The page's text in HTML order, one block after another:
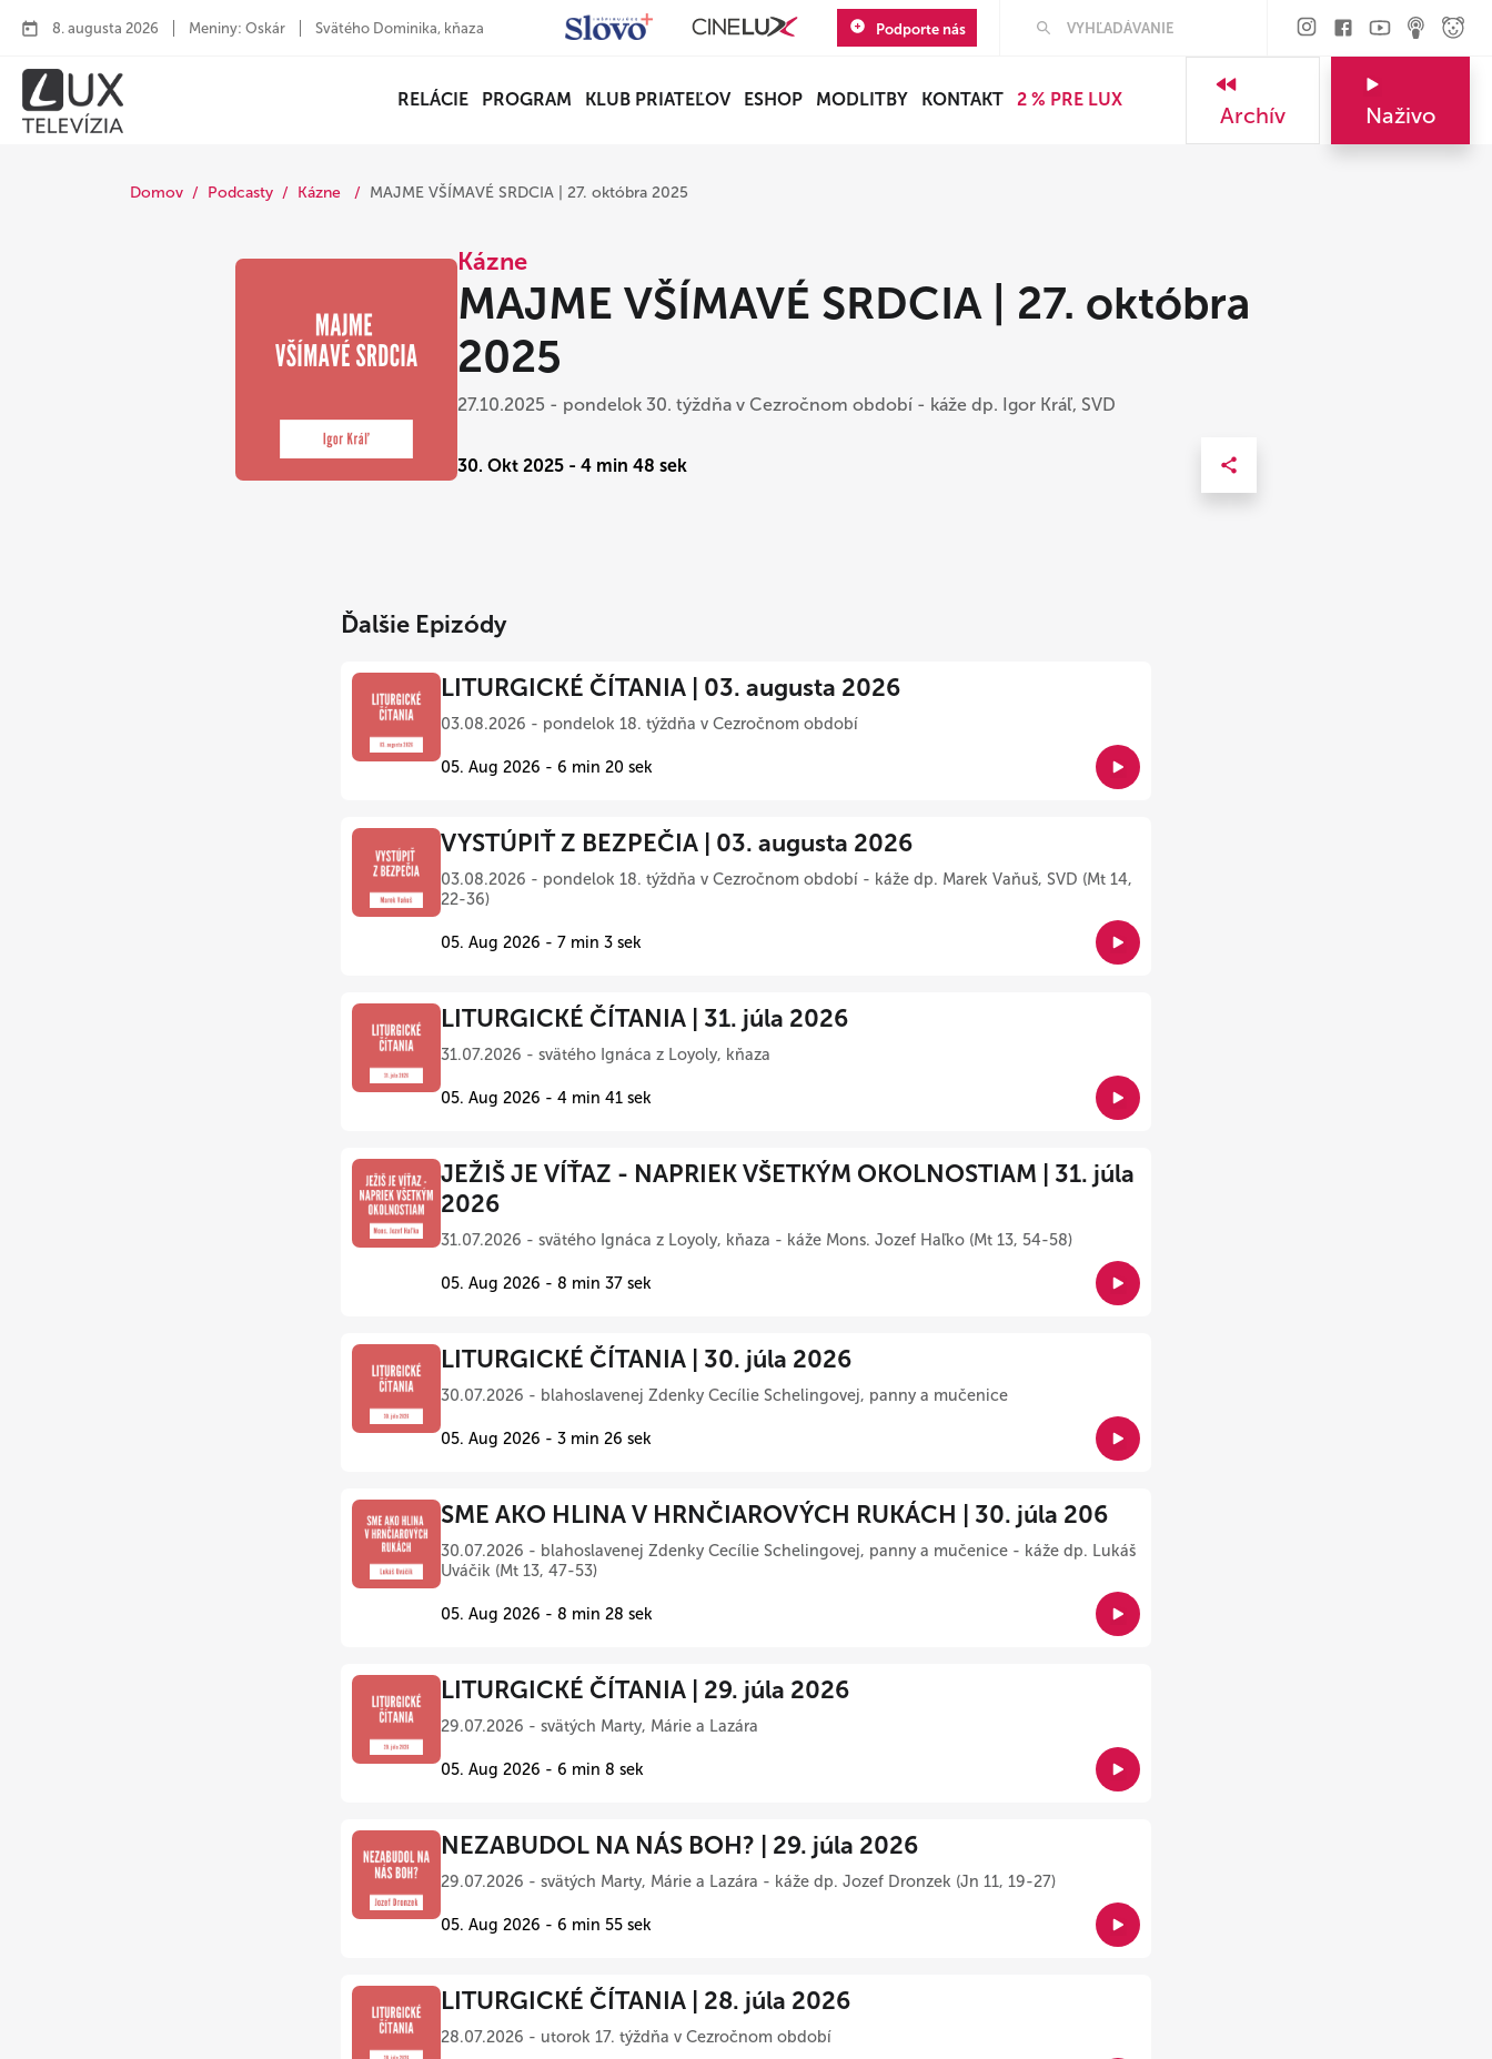
8. augusta 2026 Meniny: Oskár Svätého Dominika, kňaza Podporte nás
RELÁCIE PROGRAM KLUB PRIATEĽOV ESHOP MODLITBY KONTAKT 2 % PRE LUX
Archív Naživo
Domov Podcasty Kázne MAJME VŠÍMAVÉ SRDCIA | 27. októbra 2025
Kázne
MAJME VŠÍMAVÉ SRDCIA | 27. októbra
2025
27.10.2025 - pondelok 30. týždňa v Cezročnom období - káže dp. Igor Kráľ, SVD
30. Okt 2025 - 4 min 48 sek
Ďalšie Epizódy
LITURGICKÉ ČÍTANIA | 03. augusta 2026
03.08.2026 - pondelok 18. týždňa v Cezročnom období
05. Aug 2026 - 6 min 20 sek
VYSTÚPIŤ Z BEZPEČIA | 03. augusta 2026
03.08.2026 - pondelok 18. týždňa v Cezročnom období - káže dp. Marek Vaňuš, SVD (Mt 14,
22-36)
05. Aug 2026 - 7 min 3 sek
LITURGICKÉ ČÍTANIA | 31. júla 2026
31.07.2026 - svätého Ignáca z Loyoly, kňaza
05. Aug 2026 - 4 min 41 sek
JEŽIŠ JE VÍŤAZ - NAPRIEK VŠETKÝM OKOLNOSTIAM | 31. júla
2026
31.07.2026 - svätého Ignáca z Loyoly, kňaza - káže Mons. Jozef Haľko (Mt 13, 54-58)
05. Aug 2026 - 8 min 37 sek
LITURGICKÉ ČÍTANIA | 30. júla 2026
30.07.2026 - blahoslavenej Zdenky Cecílie Schelingovej, panny a mučenice
05. Aug 2026 - 3 min 26 sek
SME AKO HLINA V HRNČIAROVÝCH RUKÁCH | 30. júla 206
30.07.2026 - blahoslavenej Zdenky Cecílie Schelingovej, panny a mučenice - káže dp. Lukáš
Uváčik (Mt 13, 47-53)
05. Aug 2026 - 8 min 28 sek
LITURGICKÉ ČÍTANIA | 29. júla 2026
29.07.2026 - svätých Marty, Márie a Lazára
05. Aug 2026 - 6 min 8 sek
NEZABUDOL NA NÁS BOH? | 29. júla 2026
29.07.2026 - svätých Marty, Márie a Lazára - káže dp. Jozef Dronzek (Jn 11, 19-27)
05. Aug 2026 - 6 min 55 sek
LITURGICKÉ ČÍTANIA | 28. júla 2026
28.07.2026 - utorok 17. týždňa v Cezročnom období